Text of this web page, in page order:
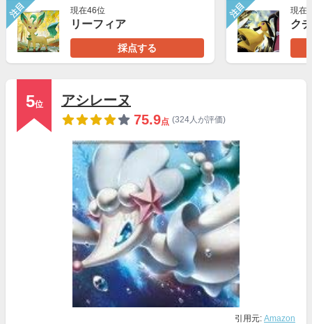
注目 現在46位
リーフィア
採点する
注目 現在
ク
5位
アシレーヌ
75.9点 (324人が評価)
引用元: Amazon